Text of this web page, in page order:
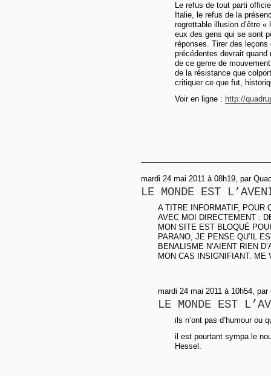
Le refus de tout parti
Italie, le refus de la
regrettable illusion d’être
eux des gens qui se sont
réponses. Tirer des
précédentes devrait quand
de ce genre de
de la résistance que
critiquer ce que fut,
Voir en ligne : http://
mardi 24 mai 2011 à 08h19, par
LE MONDE EST
A TITRE INFORMATIF, POUR
AVEC MOI DIRECTEMENT :
MON SITE EST BLOQUÉ
PARANO, JE PENSE QU’IL
BENALISME N’AIENT RIEN
MON CAS INSIGNIFIANT. ME
mardi 24 mai 2011 à 10h54, par
LE MONDE EST
ils n’ont pas d’humour ou
il est pourtant sympa le
Hessel.